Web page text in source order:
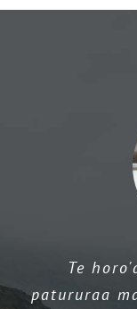
auē ho'i ē
atu mau
Te
patururaa